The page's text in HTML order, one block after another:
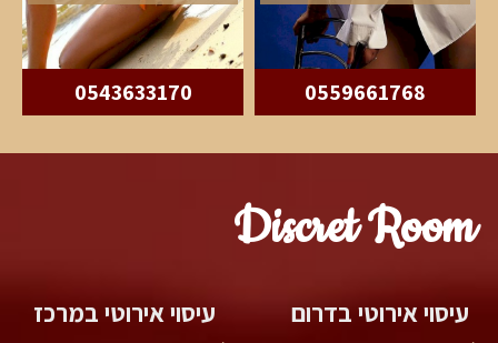
0559661768
0543633170
Discret Room
עיסוי אירוטי בדרום עיסוי אירוטי במרכז